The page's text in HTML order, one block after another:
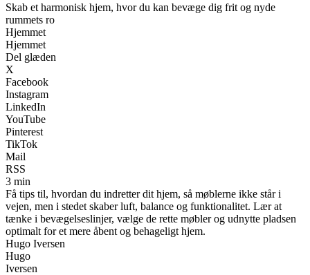
Skab et harmonisk hjem, hvor du kan bevæge dig frit og nyde
rummets ro
Hjemmet
Hjemmet
Del glæden
X
Facebook
Instagram
LinkedIn
YouTube
Pinterest
TikTok
Mail
RSS
3 min
Få tips til, hvordan du indretter dit hjem, så møblerne ikke står i
vejen, men i stedet skaber luft, balance og funktionalitet. Lær at
tænke i bevægelseslinjer, vælge de rette møbler og udnytte pladsen
optimalt for et mere åbent og behageligt hjem.
Hugo Iversen
Hugo
Iversen